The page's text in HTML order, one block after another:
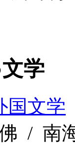
学
国文学
/ 南